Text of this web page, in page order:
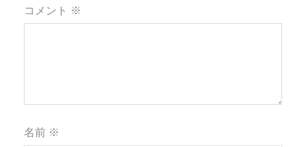
コメント ※
名前 ※